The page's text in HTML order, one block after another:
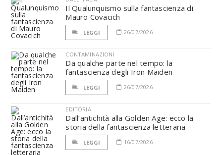
Il Qualunquismo sulla fantascienza di
Mauro Covacich
LEGGI 26/07/2026
CONTAMINAZIONI
Da qualche parte nel tempo: la
fantascienza degli Iron Maiden
LEGGI 26/07/2026
EDITORIA
Dall’antichità alla Golden Age: ecco la
storia della fantascienza letteraria
LEGGI 16/07/2026